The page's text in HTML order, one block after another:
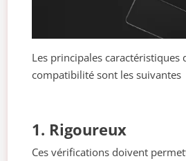
Les principales caractéristiques
compatibilité sont les suivantes
1. Rigoureux
Ces vérifications doivent